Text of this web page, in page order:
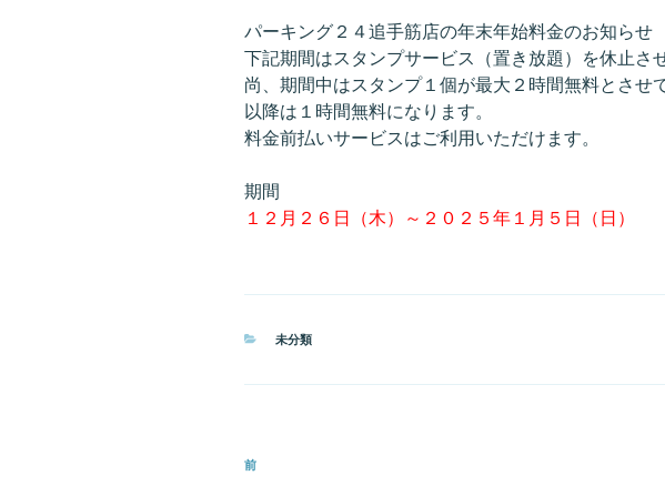
パーキング２４追手筋店の年末年始料金のお知らせ
下記期間はスタンプサービス（置き放題）を休止さ
尚、期間中はスタンプ１個が最大２時間無料とさせ
以降は１時間無料になります。
料金前払いサービスはご利用いただけます。
期間
１２月２６日（木）～２０２５年１月５日（日）
カ
未分類
投
過
前